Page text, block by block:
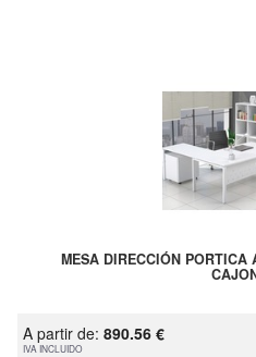
MESA DIRECCIÓN
A partir de: 890.56 €
IVA INCLUIDO